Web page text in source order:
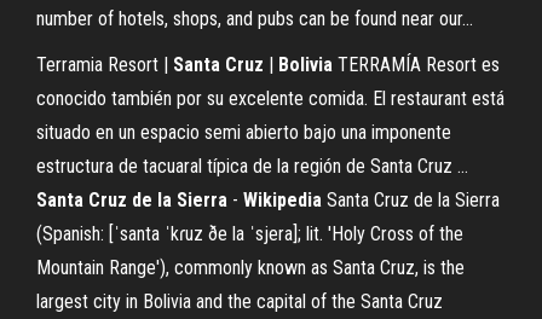
number of hotels, shops, and pubs can be found near our...
Terramia Resort | Santa Cruz | Bolivia TERRAMÍA Resort es
conocido también por su excelente comida. El restaurant está
situado en un espacio semi abierto bajo una imponente
estructura de tacuaral típica de la región de Santa Cruz …
Santa Cruz de la Sierra - Wikipedia Santa Cruz de la Sierra
(Spanish: [ˈsanta ˈkɾuz ðe la ˈsjera]; lit. 'Holy Cross of the
Mountain Range'), commonly known as Santa Cruz, is the
largest city in Bolivia and the capital of the Santa Cruz